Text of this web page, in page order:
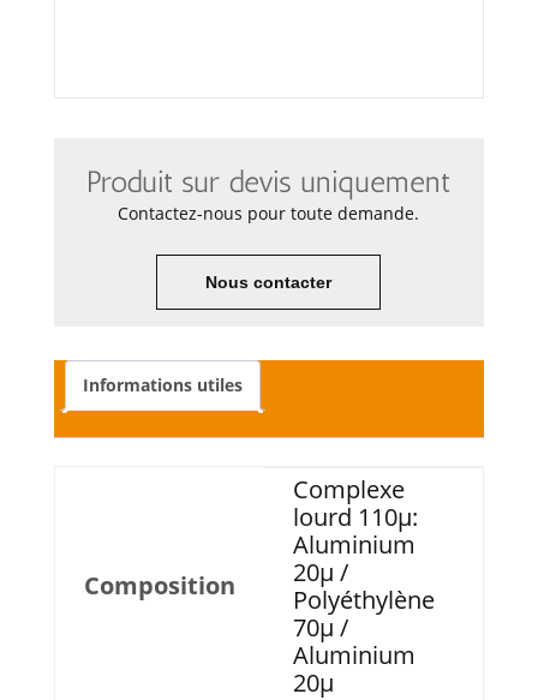
Produit sur devis uniquement
Contactez-nous pour toute demande.
Nous contacter
Informations utiles
Composition
Complexe
lourd 110µ:
Aluminium
20µ /
Polyéthylène
70µ /
Aluminium
20µ